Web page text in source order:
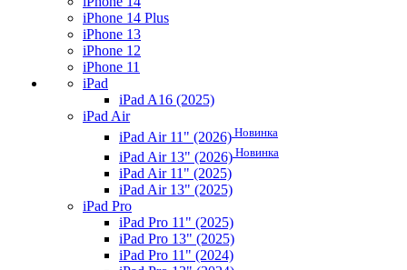
iPhone 14 Plus
iPhone 13
iPhone 12
iPhone 11
iPad
iPad A16 (2025)
iPad Air
iPad Air 11" (2026) Новинка
iPad Air 13" (2026) Новинка
iPad Air 11" (2025)
iPad Air 13" (2025)
iPad Pro
iPad Pro 11" (2025)
iPad Pro 13" (2025)
iPad Pro 11" (2024)